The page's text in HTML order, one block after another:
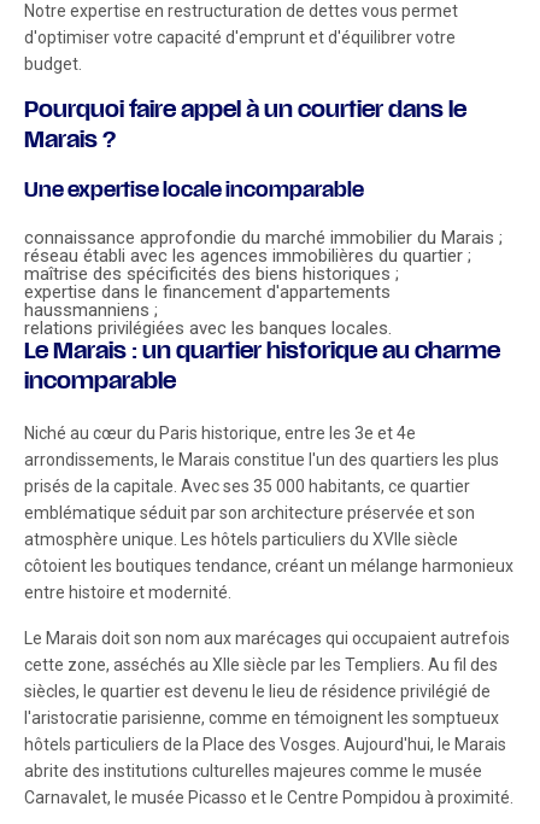
Notre expertise en restructuration de dettes vous permet
d'optimiser votre capacité d'emprunt et d'équilibrer votre
budget.
Pourquoi faire appel à un courtier dans le
Marais ?
Une expertise locale incomparable
connaissance approfondie du marché immobilier du Marais ;
réseau établi avec les agences immobilières du quartier ;
maîtrise des spécificités des biens historiques ;
expertise dans le financement d'appartements
haussmanniens ;
relations privilégiées avec les banques locales.
Le Marais : un quartier historique au charme
incomparable
Niché au cœur du Paris historique, entre les 3e et 4e
arrondissements, le Marais constitue l'un des quartiers les plus
prisés de la capitale. Avec ses 35 000 habitants, ce quartier
emblématique séduit par son architecture préservée et son
atmosphère unique. Les hôtels particuliers du XVIIe siècle
côtoient les boutiques tendance, créant un mélange harmonieux
entre histoire et modernité.
Le Marais doit son nom aux marécages qui occupaient autrefois
cette zone, asséchés au XIIe siècle par les Templiers. Au fil des
siècles, le quartier est devenu le lieu de résidence privilégié de
l'aristocratie parisienne, comme en témoignent les somptueux
hôtels particuliers de la Place des Vosges. Aujourd'hui, le Marais
abrite des institutions culturelles majeures comme le musée
Carnavalet, le musée Picasso et le Centre Pompidou à proximité.